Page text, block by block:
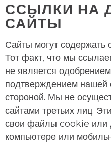
ССЫЛКИ НА
САЙТЫ
Сайты могут содержать
Тот факт, что мы
не является
подтверждением нашей
стороной. Мы не
сайтами третьих лиц.
свои файлы cookie или
компьютере или